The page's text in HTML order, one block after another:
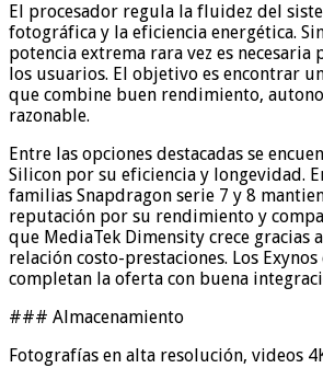
El procesador regula la fluidez del
fotográfica y la eficiencia energética.
potencia extrema rara vez es necesaria
los usuarios. El objetivo es encontrar
que combine buen rendimiento,
razonable.
Entre las opciones destacadas se
Silicon por su eficiencia y longevidad.
familias Snapdragon serie 7 y 8
reputación por su rendimiento y
que MediaTek Dimensity crece gracias
relación costo-prestaciones. Los Exynos
completan la oferta con buena
### Almacenamiento
Fotografías en alta resolución, videos